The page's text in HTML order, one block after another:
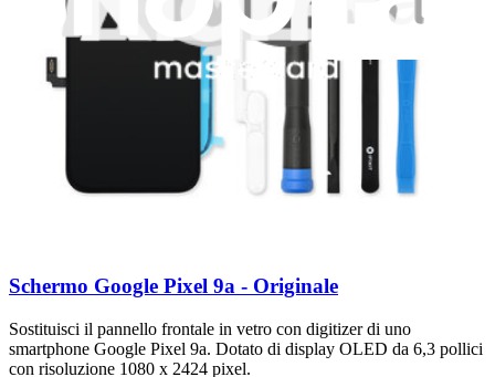
Ricambio originale Google Pixel
Garanzia a vita
109,95 €
Visualizza
Schermo Google Pixel 9a - Originale
Sostituisci il pannello frontale in vetro con digitizer di uno
smartphone Google Pixel 9a. Dotato di display OLED da 6,3 pollici
con risoluzione 1080 x 2424 pixel.